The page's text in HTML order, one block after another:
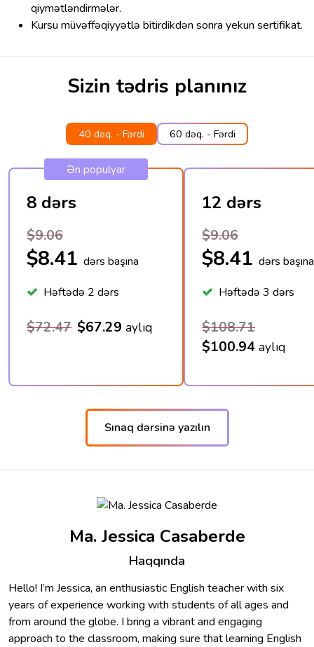
qiymətləndirmələr.
Kursu müvəffəqiyyətlə bitirdikdən sonra yekun sertifikat.
Sizin tədris planınız
40 dəq. - Fərdi 60 dəq. - Fərdi
Ən populyar
8 dərs
$9.06
$8.41 dərs başına
Həftədə 2 dərs
$72.47 $67.29 aylıq
12 dərs
$9.06
$8.41 dərs başına
Həftədə 3 dərs
$108.71
$100.94 aylıq
Sınaq dərsinə yazılın
Ma. Jessica Casaberde
Haqqında
Hello! I’m Jessica, an enthusiastic English teacher with six
years of experience working with students of all ages and
from around the globe. I bring a vibrant and engaging
approach to the classroom, making sure that learning English